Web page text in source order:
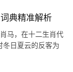
典精准解析
马，在十二生肖代
冬日夏云的反客为
坤的魄力，2024甲